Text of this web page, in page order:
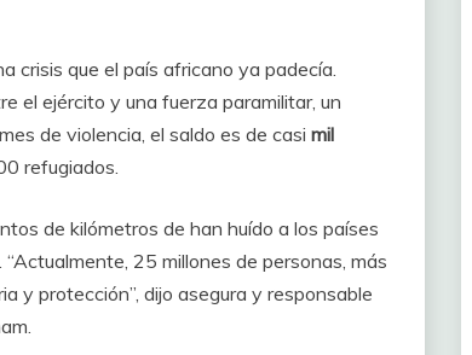
crisis que el país africano ya padecía.
el ejército y una fuerza paramilitar, un
de violencia, el saldo es de casi mil
refugiados.
de kilómetros de han huído a los países
25 millones de personas, más
y protección”, dijo asegura y responsable